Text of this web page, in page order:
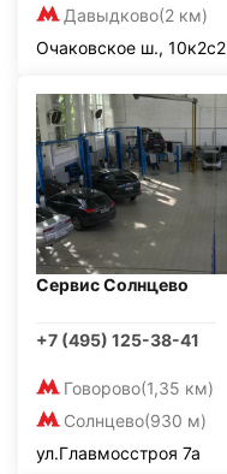
Давыдково(2 км)
Очаковское ш., 10к2с2
Сервис Солнцево
+7 (495) 125-38-41
Говорово(1,35 км)
Солнцево(930 м)
ул.Главмосстроя 7а